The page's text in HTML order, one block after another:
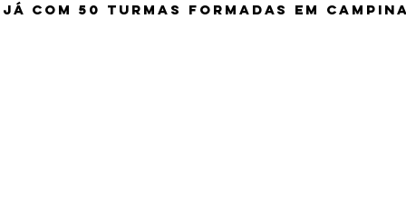
já com 50 turmas formadas em